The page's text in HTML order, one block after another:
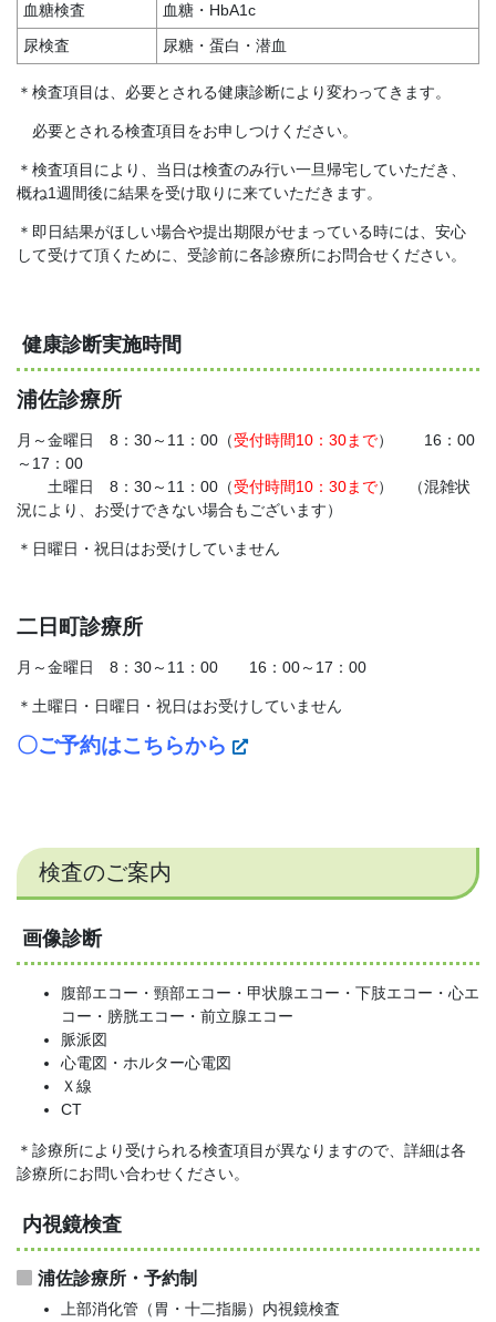
血糖検査
血糖・HbA1c
尿検査
尿糖・蛋白・潜血
＊検査項目は、必要とされる健康診断により変わってきます。
必要とされる検査項目をお申しつけください。
＊検査項目により、当日は検査のみ行い一旦帰宅していただき、
概ね1週間後に結果を受け取りに来ていただきます。
＊即日結果がほしい場合や提出期限がせまっている時には、安心
して受けて頂くために、受診前に各診療所にお問合せください。
健康診断実施時間
浦佐診療所
月～金曜日 8：30～11：00（受付時間10：30まで） 16：00
～17：00
土曜日 8：30～11：00（受付時間10：30まで） （混雑状
況により、お受けできない場合もございます）
＊日曜日・祝日はお受けしていません
二日町診療所
月～金曜日 8：30～11：00 16：00～17：00
＊土曜日・日曜日・祝日はお受けしていません
〇ご予約はこちらから
検査のご案内
画像診断
腹部エコー・頸部エコー・甲状腺エコー・下肢エコー・心エ
コー・膀胱エコー・前立腺エコー
脈派図
心電図・ホルター心電図
Ｘ線
CT
＊診療所により受けられる検査項目が異なりますので、詳細は各
診療所にお問い合わせください。
内視鏡検査
浦佐診療所・予約制
上部消化管（胃・十二指腸）内視鏡検査